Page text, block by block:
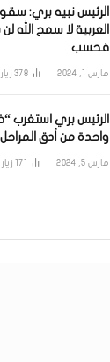
الرئيس نبيه بري:
العربية لا سمح
فحسب
مارس 1, 2024 378
الرئيس بري
واحدة من أدق المراحل
مارس 5, 2024 171